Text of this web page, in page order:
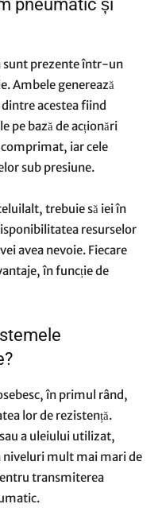
pneumatic și
sunt prezente într-un
Ambele generează
acestea fiind
pe bază de acționări
iar cele
sub presiune.
trebuie să iei în
resurselor
avea nevoie. Fiecare
în funcție de
în primul rând,
lor de rezistență.
a uleiului utilizat,
mult mai mari de
transmiterea